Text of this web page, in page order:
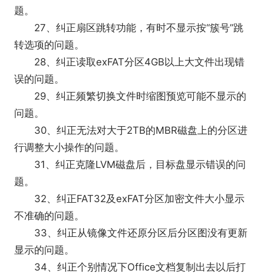
题。
27、纠正扇区跳转功能，有时不显示按“簇号”跳
转选项的问题。
28、纠正读取exFAT分区4GB以上大文件出现错
误的问题。
29、纠正频繁切换文件时缩图预览可能不显示的
问题。
30、纠正无法对大于2TB的MBR磁盘上的分区进
行调整大小操作的问题。
31、纠正克隆LVM磁盘后，目标盘显示错误的问
题。
32、纠正FAT32及exFAT分区加密文件大小显示
不准确的问题。
33、纠正从镜像文件还原分区后分区图没有更新
显示的问题。
34、纠正个别情况下Office文档复制出去以后打